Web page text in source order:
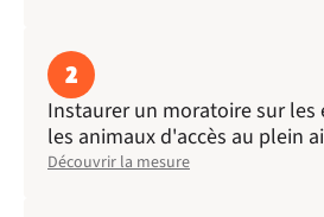
2
Instaurer un moratoire sur les
les animaux d'accès au plein
Découvrir la mesure